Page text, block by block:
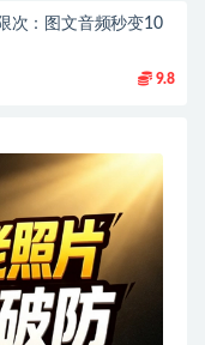
次：图文音频秒变10
9.8